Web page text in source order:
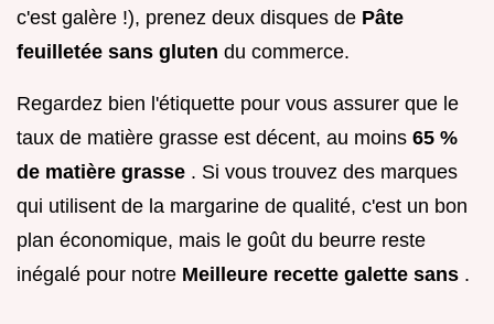
c'est galère !), prenez deux disques de Pâte
feuilletée sans gluten du commerce.
Regardez bien l'étiquette pour vous assurer que le
taux de matière grasse est décent, au moins 65 %
de matière grasse . Si vous trouvez des marques
qui utilisent de la margarine de qualité, c'est un bon
plan économique, mais le goût du beurre reste
inégalé pour notre Meilleure recette galette sans .